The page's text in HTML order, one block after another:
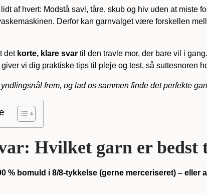
af hvert: Modstå savl, tåre, skub og hiv uden at miste
Derfor kan garnvalget være forskellen
det korte, klare svar til den travle mor, der bare vil i
vi dig praktiske tips til pleje og test, så suttesnoren
frem, og lad os sammen finde det perfekte
Hvilket garn er bedst
% bomuld i 8/8-tykkelse (gerne merceriseret) –